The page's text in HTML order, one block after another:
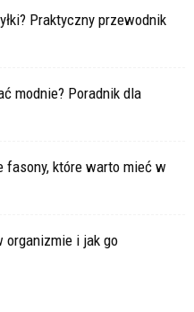
Praktyczny przewodnik
modnie? Poradnik dla
fasony, które warto mieć w
organizmie i jak go